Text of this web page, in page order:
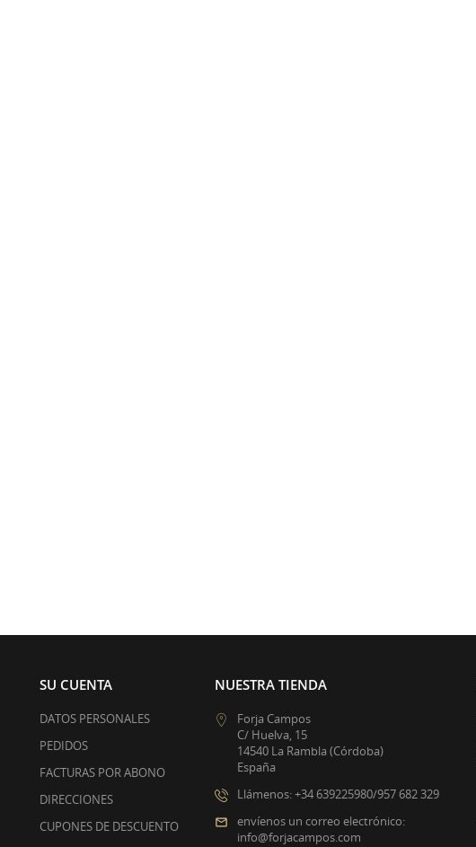
SU CUENTA
DATOS PERSONALES
PEDIDOS
FACTURAS POR ABONO
DIRECCIONES
CUPONES DE DESCUENTO
NUESTRA TIENDA
Forja Campos
C/ Huelva, 15
14540 La Rambla (Córdoba)
España
Llámenos:+34 639225980/957 682 329
envíenos un correo electrónico:
info@forjacampos.com